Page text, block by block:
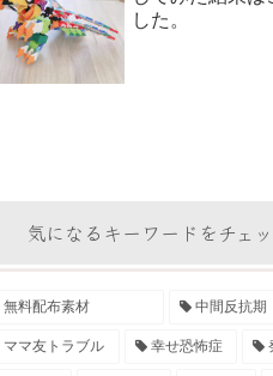
した。
気になるキーワードをチェ
無料配布素材 中間反抗期
ママ友トラブル 幸せ恐怖症